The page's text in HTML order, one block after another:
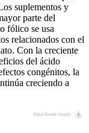
suplementos y
parte del
fólico se usa
relacionados con el
Con la creciente
del ácido
congénitos, la
creciendo a